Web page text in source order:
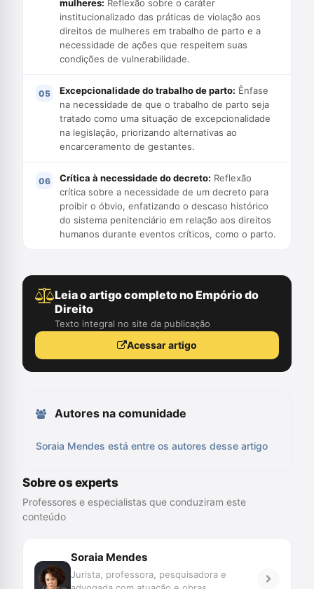
mulheres: Reflexão sobre o caráter
institucionalizado das práticas de violação aos
direitos de mulheres em trabalho de parto e a
necessidade de ações que respeitem suas
condições de vulnerabilidade.
Excepcionalidade do trabalho de parto: Ênfase
na necessidade de que o trabalho de parto seja
tratado como uma situação de excepcionalidade
na legislação, priorizando alternativas ao
encarceramento de gestantes.
Crítica à necessidade do decreto: Reflexão
crítica sobre a necessidade de um decreto para
proibir o óbvio, enfatizando o descaso histórico
do sistema penitenciário em relação aos direitos
humanos durante eventos críticos, como o parto.
Leia o artigo completo no Empório do
Direito
Texto integral no site da publicação
Acessar artigo
Autores na comunidade
Soraia Mendes está entre os autores desse artigo
Sobre os experts
Professores e especialistas que conduziram este
conteúdo
Soraia Mendes
Jurista, professora, pesquisadora e